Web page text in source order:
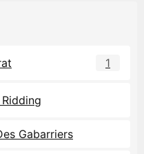
1
Gabarriers